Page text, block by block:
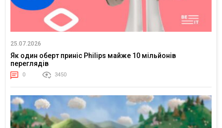
25.07.2026
Як один оберт приніс Philips майже 10 мільйонів
переглядів
0 3450